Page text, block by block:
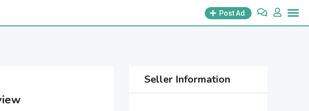
Post Ad
Seller Information